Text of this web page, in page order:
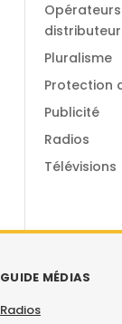
Pluralisme
Protection
Publicité
Radios
Télévisions
GUIDE MÉDIAS
Radios